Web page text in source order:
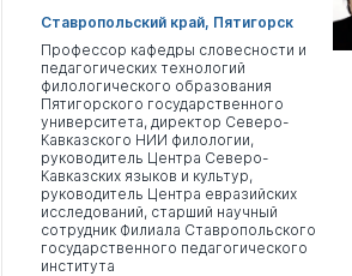
Ставропольский край, Пятигорск
Профессор кафедры словесности и
педагогических технологий
филологического образования
Пятигорского государственного
университета, директор Северо-
Кавказского НИИ филологии,
руководитель Центра Северо-
Кавказских языков и культур,
руководитель Центра евразийских
исследований, старший научный
сотрудник Филиала Ставропольского
государственного педагогического
института